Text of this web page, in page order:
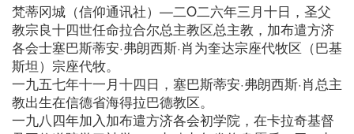
梵蒂冈城（信仰通讯社）—二O二六年三月十日，圣父
教宗良十四世任命拉合尔总主教区总主教，加布遣方济
各会士塞巴斯蒂安·弗朗西斯·肖为奎达宗座代牧区（巴基
斯坦）宗座代牧。
一九五七年十一月十四日，塞巴斯蒂安·弗朗西斯·肖总主
教出生在信德省海得拉巴德教区。
一九八四年加入加布遣方济各会初学院，在卡拉奇基督